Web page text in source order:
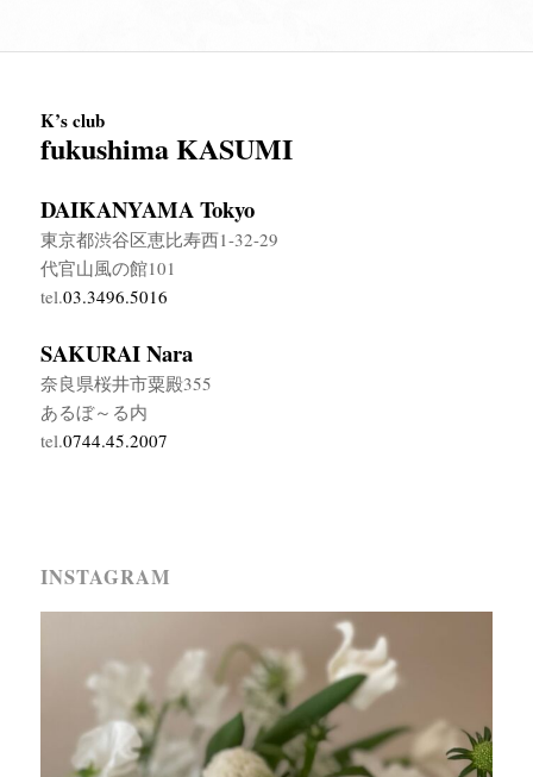
K’s club
fukushima KASUMI
DAIKANYAMA Tokyo
東京都渋谷区恵比寿西1-32-29
代官山風の館101
tel.03.3496.5016
SAKURAI Nara
奈良県桜井市粟殿355
あるぼ～る内
tel.0744.45.2007
INSTAGRAM